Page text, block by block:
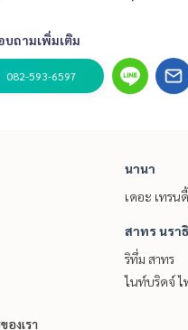
ถามเพิ่มเติม
082-593-6597
องเรา
นานา
เดอะ เทรน
สาทร นรา
ริทึ่ม สาทร
ไนท์บริดจ์ ไ